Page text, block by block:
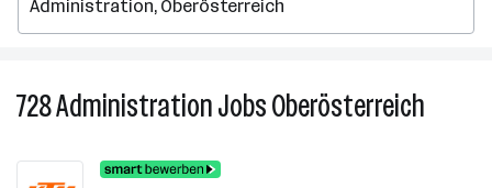
728AdministrationJobsOberösterreich